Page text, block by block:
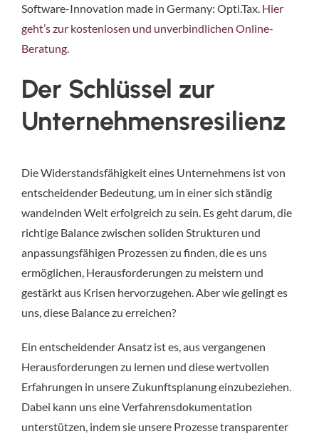
Software-Innovation made in Germany: Opti.Tax. Hier
geht’s zur kostenlosen und unverbindlichen Online-
Beratung.
Der Schlüssel zur
Unternehmensresilienz
Die Widerstandsfähigkeit eines Unternehmens ist von
entscheidender Bedeutung, um in einer sich ständig
wandelnden Welt erfolgreich zu sein. Es geht darum, die
richtige Balance zwischen soliden Strukturen und
anpassungsfähigen Prozessen zu finden, die es uns
ermöglichen, Herausforderungen zu meistern und
gestärkt aus Krisen hervorzugehen. Aber wie gelingt es
uns, diese Balance zu erreichen?
Ein entscheidender Ansatz ist es, aus vergangenen
Herausforderungen zu lernen und diese wertvollen
Erfahrungen in unsere Zukunftsplanung einzubeziehen.
Dabei kann uns eine Verfahrensdokumentation
unterstützen, indem sie unsere Prozesse transparenter